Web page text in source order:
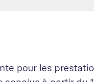
pour les